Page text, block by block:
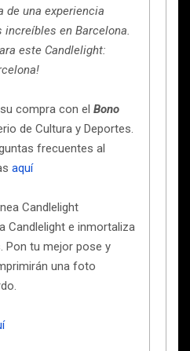
de una experiencia
en Barcelona.
este Candlelight:
compra con elBono
de Cultura y Deportes.
frecuentes al
aquí
Candlelight
Candlelight e inmortaliza
Pon tu mejor pose y
una foto